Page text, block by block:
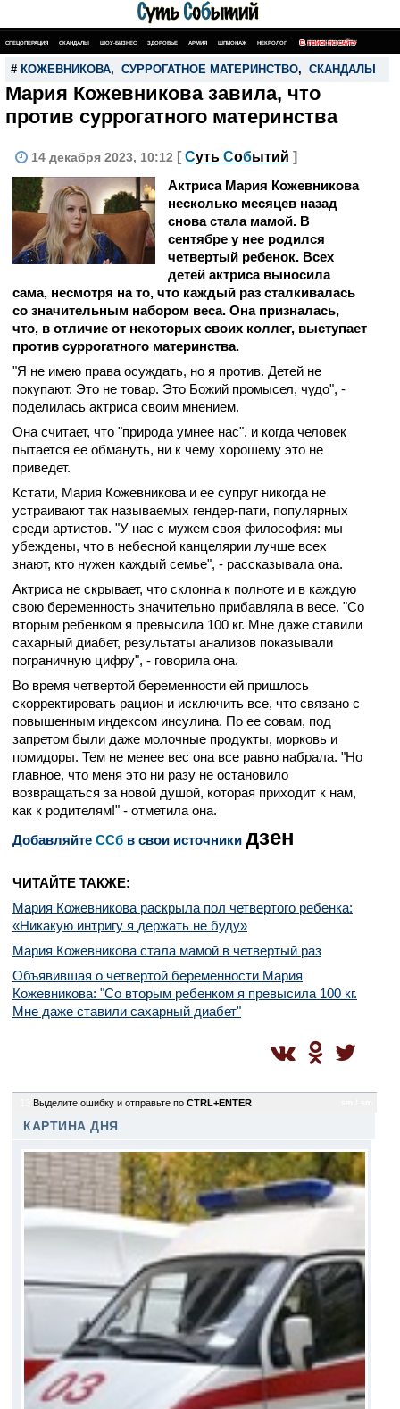
СПЕЦОПЕРАЦИЯ СКАНДАЛЫ ШОУ-БИЗНЕС ЗДОРОВЬЕ АРМИЯ ШПИОНАЖ НЕКРОЛОГ ПОИСК ПО САЙТУ
# КОЖЕВНИКОВА, СУРРОГАТНОЕ МАТЕРИНСТВО, СКАНДАЛЫ
Мария Кожевникова завила, что
против суррогатного материнства
14 декабря 2023, 10:12 [ Суть Событий ]
Актриса Мария Кожевникова
несколько месяцев назад
снова стала мамой. В
сентябре у нее родился
четвертый ребенок. Всех
детей актриса выносила
сама, несмотря на то, что каждый раз сталкивалась
со значительным набором веса. Она призналась,
что, в отличие от некоторых своих коллег, выступает
против суррогатного материнства.
"Я не имею права осуждать, но я против. Детей не
покупают. Это не товар. Это Божий промысел, чудо", -
поделилась актриса своим мнением.
Она считает, что "природа умнее нас", и когда человек
пытается ее обмануть, ни к чему хорошему это не
приведет.
Кстати, Мария Кожевникова и ее супруг никогда не
устраивают так называемых гендер-пати, популярных
среди артистов. "У нас с мужем своя философия: мы
убеждены, что в небесной канцелярии лучше всех
знают, кто нужен каждый семье", - рассказывала она.
Актриса не скрывает, что склонна к полноте и в каждую
свою беременность значительно прибавляла в весе. "Со
вторым ребенком я превысила 100 кг. Мне даже ставили
сахарный диабет, результаты анализов показывали
пограничную цифру", - говорила она.
Во время четвертой беременности ей пришлось
скорректировать рацион и исключить все, что связано с
повышенным индексом инсулина. По ее совам, под
запретом были даже молочные продукты, морковь и
помидоры. Тем не менее вес она все равно набрала. "Но
главное, что меня это ни разу не остановило
возвращаться за новой душой, которая приходит к нам,
как к родителям!" - отметила она.
Добавляйте CСб в свои источники дзен
ЧИТАЙТЕ ТАКЖЕ:
Мария Кожевникова раскрыла пол четвертого ребенка:
«Никакую интригу я держать не буду»
Мария Кожевникова стала мамой в четвертый раз
Объявившая о четвертой беременности Мария
Кожевникова: "Со вторым ребенком я превысила 100 кг.
Мне даже ставили сахарный диабет"
Выделите ошибку и отправьте по CTRL+ENTER
КАРТИНА ДНЯ